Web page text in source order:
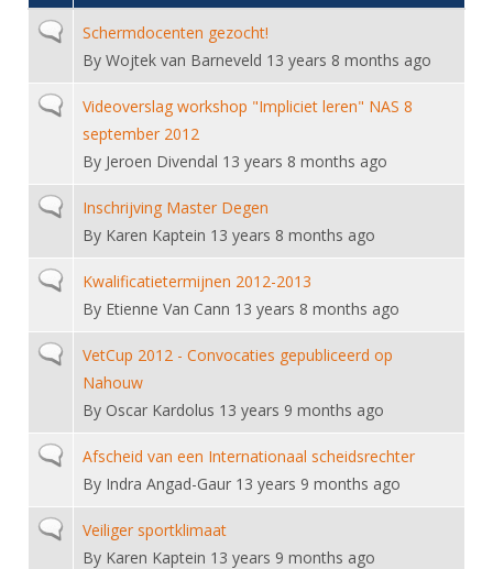
Maandelijks archief
Evenement
Website
Gebruiksvoorwaarden
Handleiding
Historie
Reglementen
Ledencijfers
Sponsors en Partners
Organisatie
Bestuur
Commissies
Ereleden
Leden van Verdiensten
Vacatures
Bondsbureau
Contact
Medewerkers
Samenwerking
Veteranen
Lichtzwaardschermen
Wedstrijdsport
Ranglijsten
Inschrijven
Reglementen
Materiaal
Schermpaspoort
Rolstoelschermen
Wedstrijdkalender
KNAS Keurmerk
NK's
Nieuws
NK's
Oranje
FBT
Talentontwikkeling
Atletencommissie
Internationale Titeltoernooien
Internationale aanmeldingen
Voor de jeugd
Spreekbeurtpakket
Ouders en vereniging
Jeugdkampen
Brassardsysteem
Voor coaches en leraren
Nieuws
Nationale opleidingen
Internationale opleidingen
Opleidingen
Leraar
Voor scheidsrechters
Nieuws
Forums
Schermforum
Nieuws
Zoek Vereniging
Contact
NK organiseren
Normal topicSchermdocenten gezocht!
By Wojtek van Barneveld 13 years 8 months ago
Normal topicVideoverslag workshop "Impliciet leren" NAS 8
september 2012
By Jeroen Divendal 13 years 8 months ago
Normal topicInschrijving Master Degen
By Karen Kaptein 13 years 8 months ago
Normal topicKwalificatietermijnen 2012-2013
By Etienne Van Cann 13 years 8 months ago
Normal topicVetCup 2012 - Convocaties gepubliceerd op
Nahouw
By Oscar Kardolus 13 years 9 months ago
Normal topicAfscheid van een Internationaal scheidsrechter
By Indra Angad-Gaur 13 years 9 months ago
Normal topicVeiliger sportklimaat
By Karen Kaptein 13 years 9 months ago